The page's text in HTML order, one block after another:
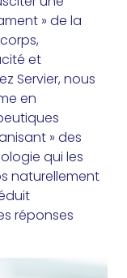
» de la
et
Servier, nous
en
» des
qui les
naturellement
réponses